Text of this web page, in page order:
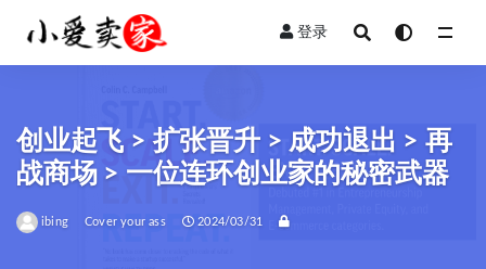
登录
创业起飞 > 扩张晋升 > 成功退出 > 再
战商场 > 一位连环创业家的秘密武器
ibing Cover your ass 2024/03/31